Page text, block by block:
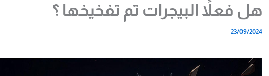
هل فعلاً البيجرات تم تفخيخها ؟
23/09/2024